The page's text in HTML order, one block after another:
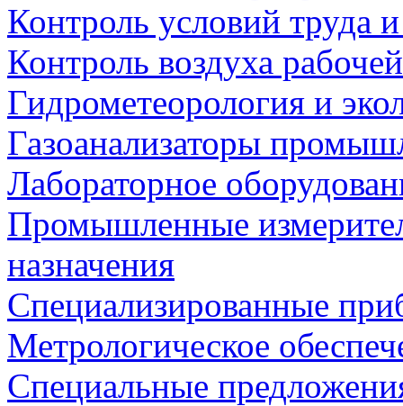
Контроль условий труда
Контроль воздуха
Гидрометеорология и
Газоанализаторы
Лабораторное
Промышленные
назначения
Специализированные
Метрологическое
Специальные